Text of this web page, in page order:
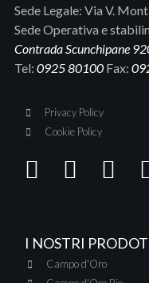
Sede Legale: Via V.
Sede Operativa e
Contrada Scunchipane
Tel: 0925 80100 Fax:
Privacy Policy
Cookie Policy
I NOSTRI
Campo d'Oro